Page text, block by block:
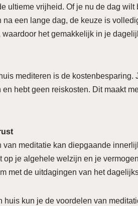
ultieme vrijheid. Of je nu de dag
na een lange dag, de keuze is
het gemakkelijk in je
mediteren is de
en hebt geen reiskosten. Dit maakt
van meditatie kan diepgaande
op je algehele welzijn en je
met de uitdagingen van het
huis kun je de voordelen van